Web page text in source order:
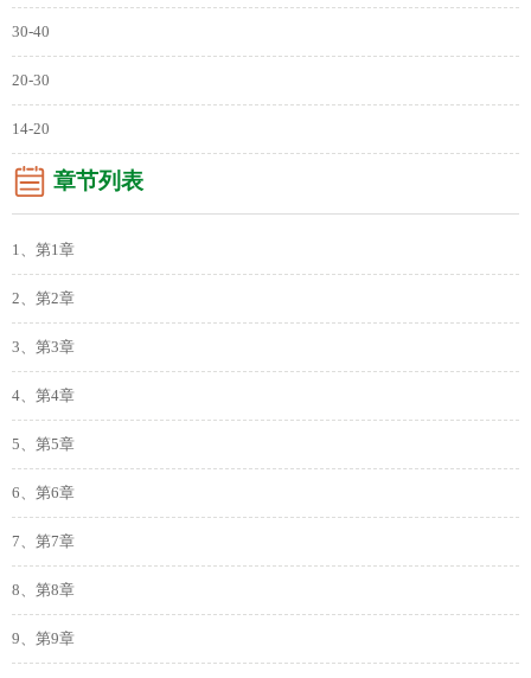
30-40
20-30
14-20
章节列表
1、第1章
2、第2章
3、第3章
4、第4章
5、第5章
6、第6章
7、第7章
8、第8章
9、第9章